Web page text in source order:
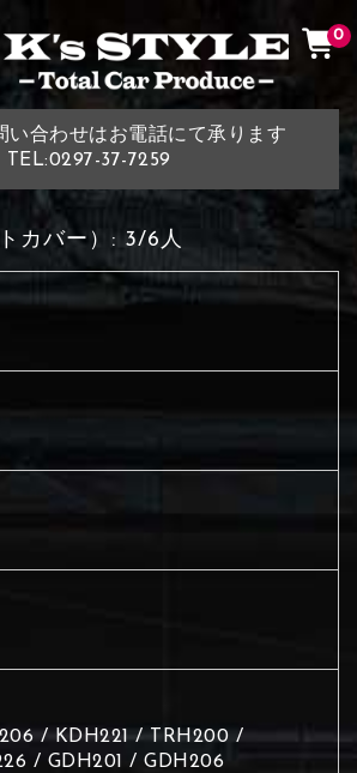
い合わせはお電話にて承ります
TEL:0297-37-7259
0
カバー）: 3/6人
/ KDH221 / TRH200 /
/ GDH201 / GDH206